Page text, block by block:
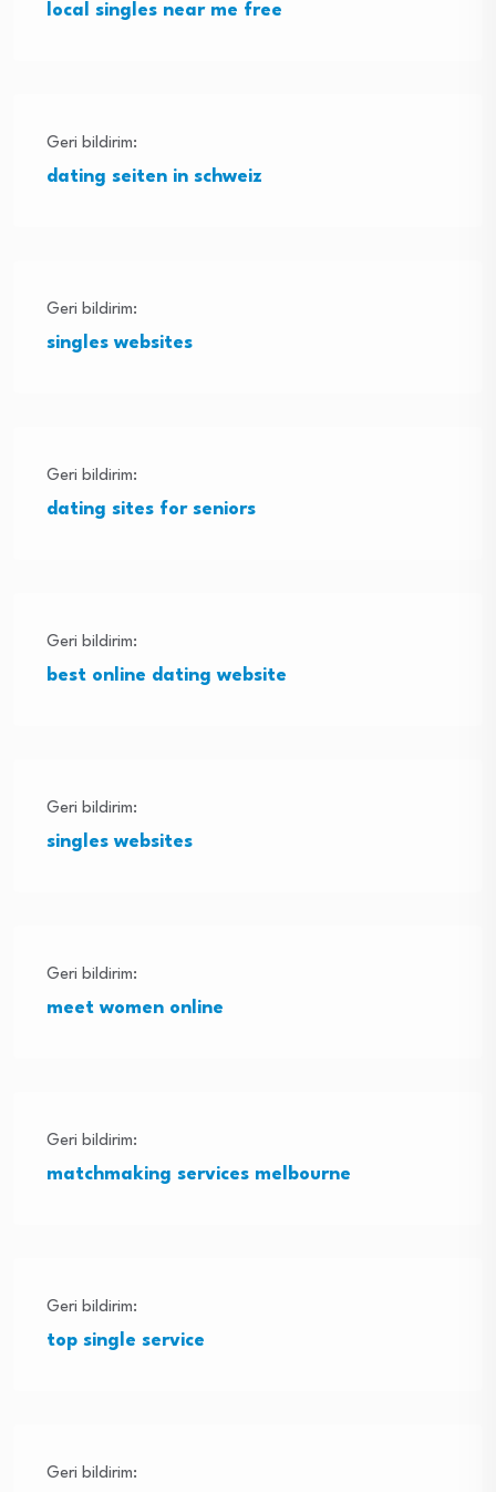
local singles near me free
Geri bildirim:
dating seiten in schweiz
Geri bildirim:
singles websites
Geri bildirim:
dating sites for seniors
Geri bildirim:
best online dating website
Geri bildirim:
singles websites
Geri bildirim:
meet women online
Geri bildirim:
matchmaking services melbourne
Geri bildirim:
top single service
Geri bildirim: